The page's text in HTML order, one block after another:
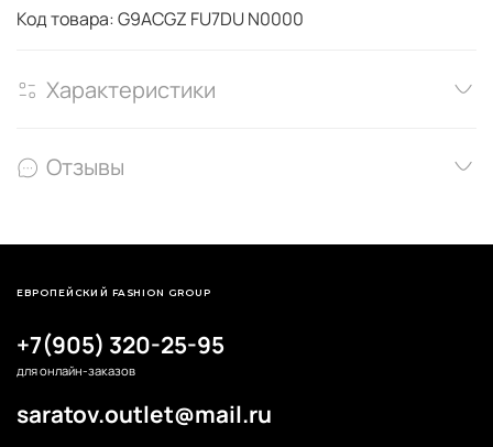
Код товара: G9ACGZ FU7DU N0000
Характеристики
Отзывы
+7(905) 320-25-95
для онлайн-заказов
saratov.outlet@mail.ru
ЕВРОПЕЙСКИЙ FASHION GROUP